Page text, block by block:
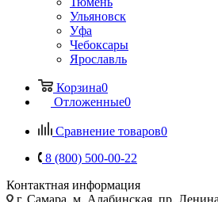
Ульяновск
Уфа
Чебоксары
Ярославль
Корзина0
Отложенные0
Сравнение товаров0
8 (800) 500-00-22
Контактная информация
г. Самара, м. Алабинская, пр.